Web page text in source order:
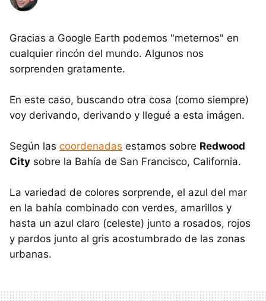
Gracias a Google Earth podemos "meternos" en
cualquier rincón del mundo. Algunos nos
sorprenden gratamente.
En este caso, buscando otra cosa (como siempre)
voy derivando, derivando y llegué a esta imágen.
Según las coordenadas estamos sobre Redwood
City sobre la Bahía de San Francisco, California.
La variedad de colores sorprende, el azul del mar
en la bahía combinado con verdes, amarillos y
hasta un azul claro (celeste) junto a rosados, rojos
y pardos junto al gris acostumbrado de las zonas
urbanas.